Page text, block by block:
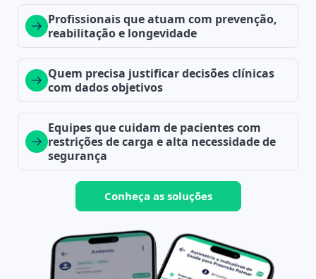
Profissionais que atuam com prevenção,
reabilitação e longevidade
Quem precisa justificar decisões clínicas
com dados objetivos
Equipes que cuidam de pacientes com
restrições de carga e alta necessidade de
segurança
Conheça as soluções